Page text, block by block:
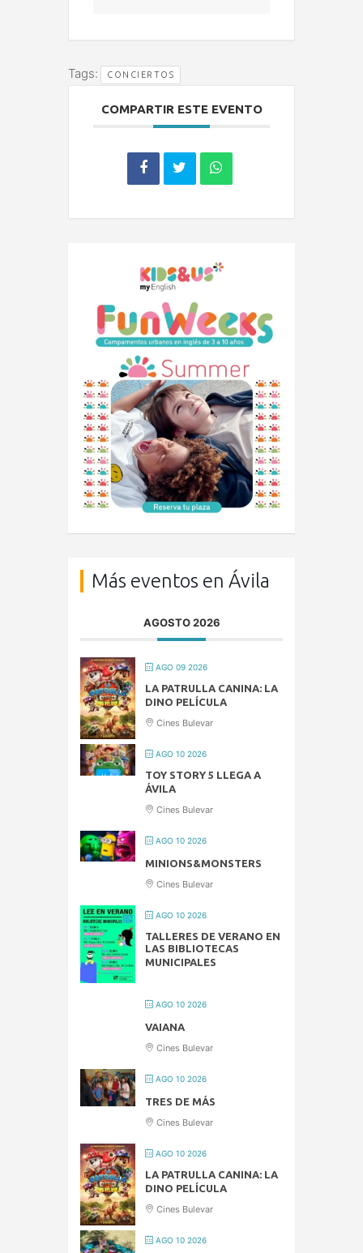
Tags: CONCIERTOS
COMPARTIR ESTE EVENTO
Más eventos en Ávila
AGOSTO 2026
AGO 09 2026
LA PATRULLA CANINA: LA
DINO PELÍCULA
Cines Bulevar
AGO 10 2026
TOY STORY 5 LLEGA A
ÁVILA
Cines Bulevar
AGO 10 2026
MINIONS&MONSTERS
Cines Bulevar
AGO 10 2026
TALLERES DE VERANO EN
LAS BIBLIOTECAS
MUNICIPALES
AGO 10 2026
VAIANA
Cines Bulevar
AGO 10 2026
TRES DE MÁS
Cines Bulevar
AGO 10 2026
LA PATRULLA CANINA: LA
DINO PELÍCULA
Cines Bulevar
AGO 10 2026